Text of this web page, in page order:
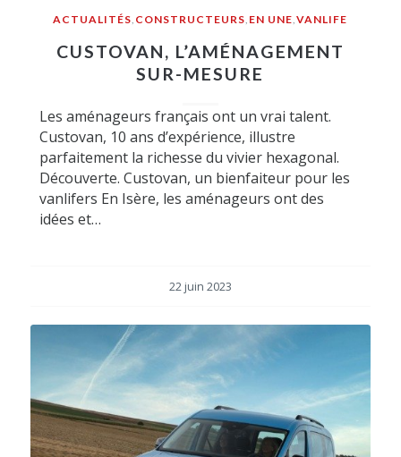
ACTUALITÉS CONSTRUCTEURS EN UNE ,VANLIFE
CUSTOVAN, L’AMÉNAGEMENT
SUR-MESURE
Les aménageurs français ont un vrai talent.
Custovan, 10 ans d’expérience, illustre
parfaitement la richesse du vivier hexagonal.
Découverte. Custovan, un bienfaiteur pour les
vanlifers En Isère, les aménageurs ont des
idées et…
22 juin 2023